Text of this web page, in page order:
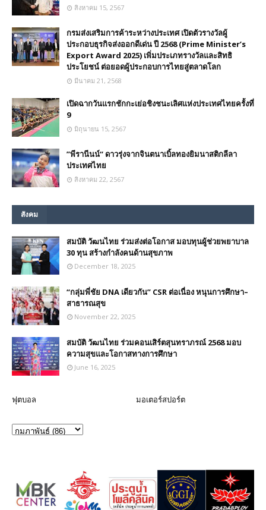
สิงหาคม 15, 2567
กรมส่งเสริมการค้าระหว่างประเทศ เปิดตัวรางวัลผู้
ประกอบธุรกิจส่งออกดีเด่น ปี 2568 (Prime Minister’s
Export Award 2025) เพิ่มประเภทรางวัลและสิทธิ
ประโยชน์ ต่อยอดผู้ประกอบการไทยสู่ตลาดโลก
มีนาคม 21, 2568
เปิดฉากวันแรกชักกะเย่อชิงชนะเลิศแห่งประเทศไทยครั้งที่
9
มิถุนายน 15, 2567
”พีรานีนน์“​ ดาวรุ่งจากจินตนาเบิ้ลทองยิมนาสติกลีลา
ประเทศไทย
สิงหาคม 22, 2567
สังคม
สมบัติ วัฒนไทย ร่วมส่งต่อโอกาส มอบทุนผู้ช่วยพยาบาล
30 ทุน สร้างกำลังคนด้านสุขภาพ
December 18, 2025
“กลุ่มพี่ชัย DNA เดียวกัน” CSR ต่อเนื่อง หนุนการศึกษา–
สาธารณสุข
November 22, 2025
สมบัติ วัฒนไทย ร่วมคอนเสิร์ตสุนทราภรณ์ 2568 มอบ
ความสุขและโอกาสทางการศึกษา
June 16, 2025
ฟุตบอล มอเตอร์สปอร์ต